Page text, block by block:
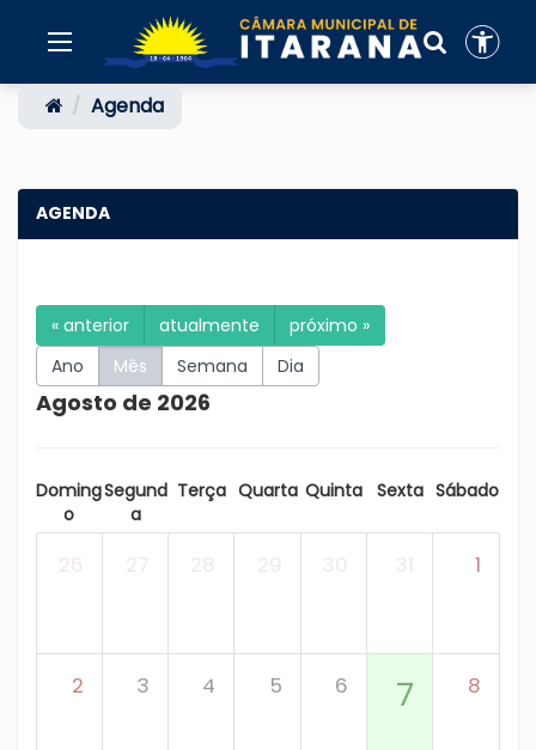
Agenda
AGENDA
« anterior atualmente
próximo »
Ano
Mês Semana Dia
Agosto de 2026
Doming
o
Segund
a
Terça Quarta Quinta Sexta Sábado
26 1
2 3 4 5 6 7 8